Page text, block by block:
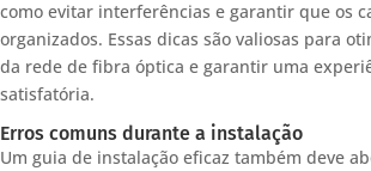
como evitar interferências e garantir que os
organizados. Essas dicas são valiosas para
da rede de fibra óptica e garantir uma
satisfatória.
Erros comuns durante a instalação
Um guia de instalação eficaz também deve